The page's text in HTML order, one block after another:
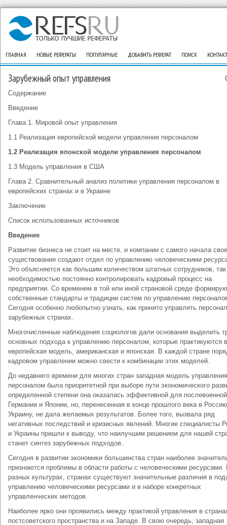
ГЛАВНАЯ НОВЫЕ РЕФЕРАТЫ ПОПУЛЯРНЫЕ ДОБАВИТЬ РЕФЕРАТ ПОИСК
Зарубежный опыт управления
Содержание
Введение
Глава 1. Мировой опыт управления
1.1 Реализация европейской модели управления персоналом
1.2 Реализация японской модели управления персоналом
1.3 Модель управления в США
Глава 2. Сравнительный анализ политики управления персоналом в
европейских странах и в Украине
Заключение
Список использованных источников
Введение
Развитие бизнеса не стоит на месте, и компании с самого начала
существования создают отдел по управлению человеческими
Это объясняется как большим количеством штатных сотрудников,
необходимостью постоянно контролировать кадровый процесс на
предприятии. Со временем в той или иной страновой среде
собственные стандарты и традиции систем по управлению
Сегодня особенно любопытно узнать, как принято управлять
зарубежных странах.
Многочисленные наблюдения социологов дали основания выделить
основных подхода к управлению персоналом, которые практикуются
европейская модель, американская и японская. В каждой стране
кадровом управлении можно свести к комбинации этих моделей.
До недавнего времени для многих стран западная модель управления
персоналом была приоритетной при выборе пути экономического
определенной степени она оказалась эффективной для послевоенной
Германии и Японии, но, перенесенная в конце прошлого века в
Украину, не дала желаемых результатов. Более того, вызвала ряд
негативных последствий и кризисных явлений. Многие специалисты
и Украины пришли к выводу, что наилучшим решением для нашей
станет синтез зарубежных подходов.
Сегодня в развитии экономики большинства стран наиболее
признаются проблемы в области работы с человеческими ресурсами.
разных культурах, странах существуют значительные различия в
управлению человеческими ресурсами и в наборе конкретных
управленческих методов.
Наиболее ярко они проявились между практикой управления в
постсоветского пространства и на Западе. В свою очередь, западная